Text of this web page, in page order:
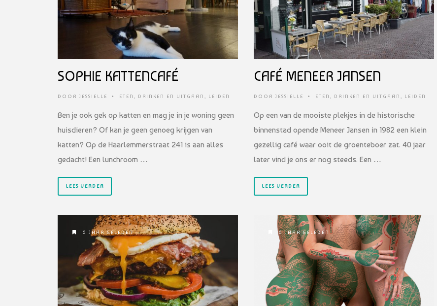
SOPHIE KATTENCAFÉ
DOOR JESSIELLE • ETEN, DRINKEN EN UITGAAN LEIDEN
Ben je ook gek op katten en mag je in je woning geen
huisdieren? Of kan je geen genoeg krijgen van
katten? Op de Haarlemmerstraat 241 is aan alles
gedacht! Een lunchroom …
LEES VERDER
CAFÉ MENEER JANSEN
DOOR JESSIELLE • ETEN, DRINKEN EN UITGAAN LEIDEN
Op een van de mooiste plekjes in de historische
binnenstad opende Meneer Jansen in 1982 een klein
gezellig café waar ooit de groenteboer zat. 40 jaar
later vind je ons er nog steeds. Een …
LEES VERDER
6 JAAR GELEDEN 6 JAAR GELEDEN